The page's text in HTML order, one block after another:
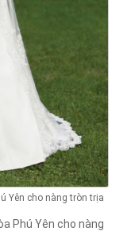
Yên cho nàng tròn trịa
Phú Yên cho nàng